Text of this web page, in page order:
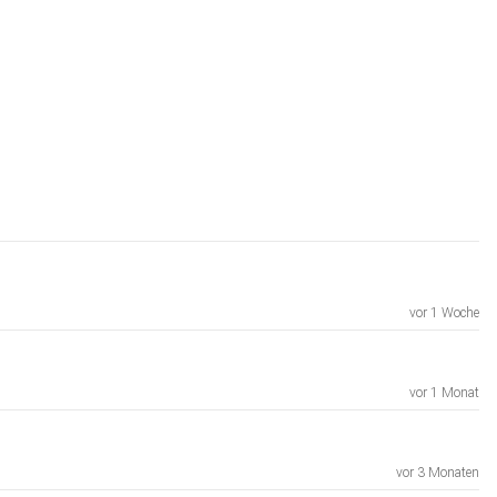
vor 1 Woche
vor 1 Monat
vor 3 Monaten